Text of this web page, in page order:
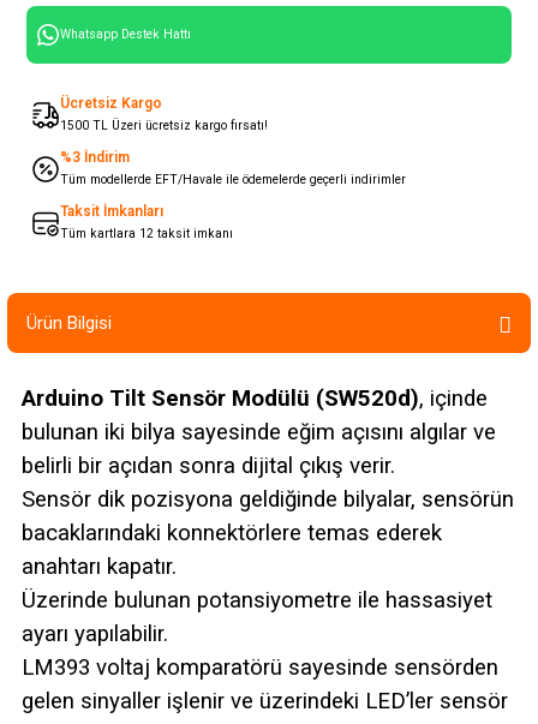
Whatsapp Destek Hattı
Ücretsiz Kargo
1500 TL Üzeri ücretsiz kargo fırsatı!
%3 İndirim
Tüm modellerde EFT/Havale ile ödemelerde geçerli indirimler
Taksit İmkanları
Tüm kartlara 12 taksit imkanı
Ürün Bilgisi
Arduino Tilt Sensör Modülü (SW520d), içinde
bulunan iki bilya sayesinde eğim açısını algılar ve
belirli bir açıdan sonra dijital çıkış verir.
Sensör dik pozisyona geldiğinde bilyalar, sensörün
bacaklarındaki konnektörlere temas ederek
anahtarı kapatır.
Üzerinde bulunan potansiyometre ile hassasiyet
ayarı yapılabilir.
LM393 voltaj komparatörü sayesinde sensörden
gelen sinyaller işlenir ve üzerindeki LED’ler sensör